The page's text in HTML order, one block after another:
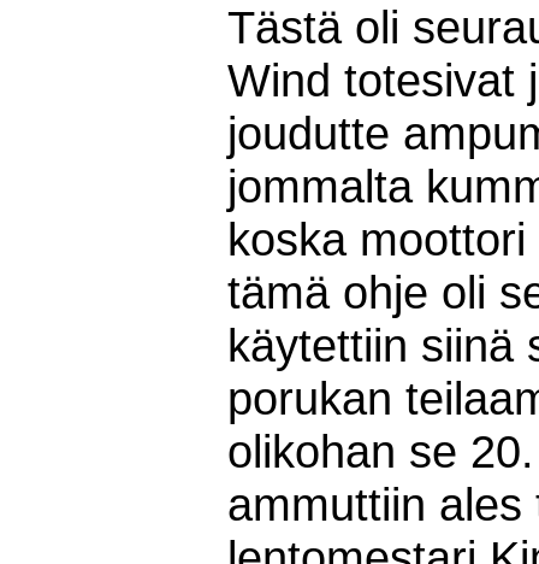
Tästä oli
Wind totesivat
joudutte
jommalta
koska
tämä ohje oli
käytettiin siinä
porukan
olikohan se
ammuttiin